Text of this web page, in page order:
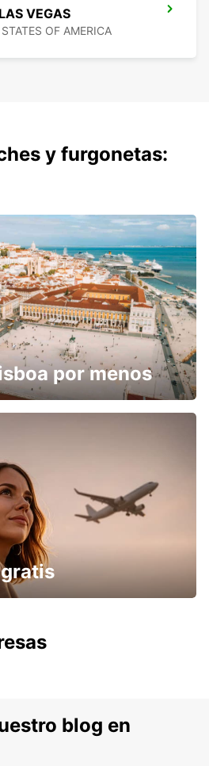
VEGAS
OF AMERICA
y furgonetas:
por menos
blog en